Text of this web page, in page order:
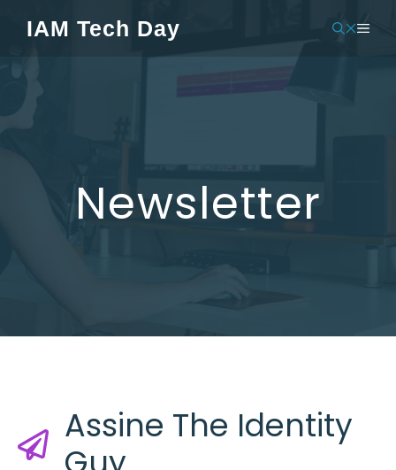
paraIAM Tech Day
Newsletter
Assine The Identity